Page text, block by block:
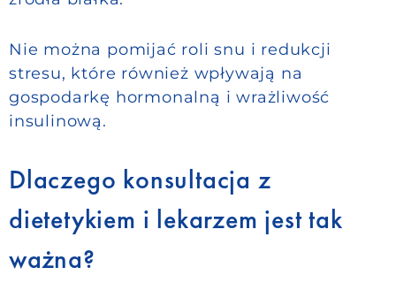
Nie można pomijać roli snu i redukcji
stresu, które również wpływają na
gospodarkę hormonalną i wrażliwość
insulinową.
Dlaczego konsultacja z
dietetykiem i lekarzem jest tak
ważna?